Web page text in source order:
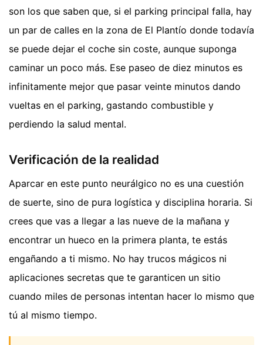
son los que saben que, si el parking principal falla, hay
un par de calles en la zona de El Plantío donde todavía
se puede dejar el coche sin coste, aunque suponga
caminar un poco más. Ese paseo de diez minutos es
infinitamente mejor que pasar veinte minutos dando
vueltas en el parking, gastando combustible y
perdiendo la salud mental.
Verificación de la realidad
Aparcar en este punto neurálgico no es una cuestión
de suerte, sino de pura logística y disciplina horaria. Si
crees que vas a llegar a las nueve de la mañana y
encontrar un hueco en la primera planta, te estás
engañando a ti mismo. No hay trucos mágicos ni
aplicaciones secretas que te garanticen un sitio
cuando miles de personas intentan hacer lo mismo que
tú al mismo tiempo.